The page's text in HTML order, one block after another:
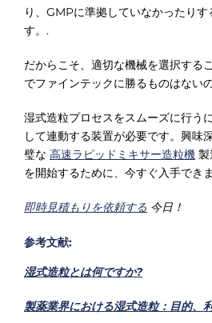
り、GMPに準拠していなかったりす
す。.
だからこそ、適切な機械を選択する
でファインテックに勝るものはない
湿式造粒プロセスをスムーズに行う
して連動する装置が必要です。興味
璧な 高速ラピッドミキサー造粒機 製
を開始するために、今すぐ入手でき
即時見積もりを依頼する 今日！
参考文献:
湿式造粒とは何ですか?
製薬業界における湿式造粒：目的、